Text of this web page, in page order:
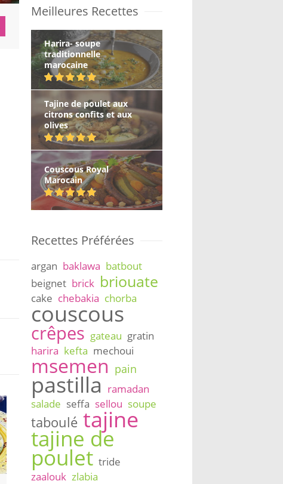
Meilleures Recettes
Harira- soupe
traditionnelle
marocaine
Tajine de poulet aux
citrons confits et aux
olives
Couscous Royal
Marocain
Recettes Préférées
argan baklawa batbout
beignet brick briouate
cake chebakia chorba
couscous
crêpes gateau gratin
harira kefta mechoui
msemen pain
pastilla ramadan
salade seffa sellou soupe
taboulé tajine
tajine de
poulet tride
zaalouk zlabia